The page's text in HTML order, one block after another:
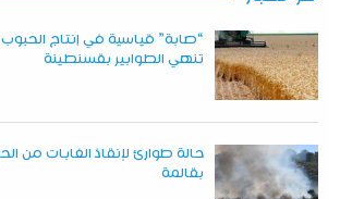
تنهي الطوابير بقسنطينة
حالة طوارئ لإنقاذ الغابات من
بقالمة